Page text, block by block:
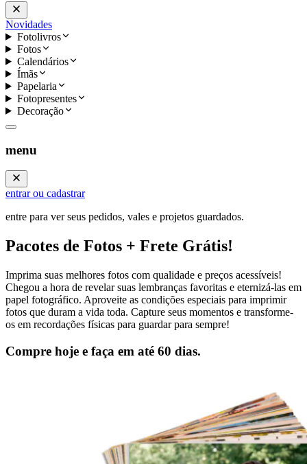
Novidades
Fotolivros
Fotos
Calendários
Ímãs
Papelaria
Fotopresentes
Decoração
menu
entrar ou cadastrar
entre para ver seus pedidos, vales e projetos guardados.
Pacotes de Fotos + Frete Grátis!
Imprima suas melhores fotos com qualidade e preços acessíveis!
Chegou a hora de revelar suas lembranças favoritas e eternizá-las em
papel fotográfico. Aproveite as condições especiais para imprimir
fotos que duram a vida toda. Capture seus momentos e transforme-
os em recordações físicas para guardar para sempre!
Compre hoje e faça em até 60 dias.